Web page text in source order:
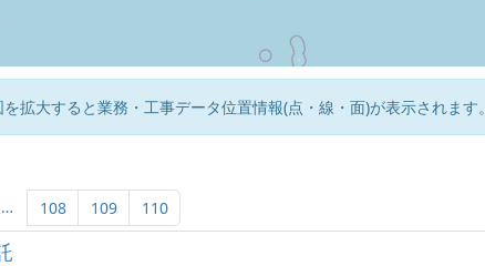
拡大すると業務・工事データ位置情報(点・線・面)が表示されます。
… 108 109 110